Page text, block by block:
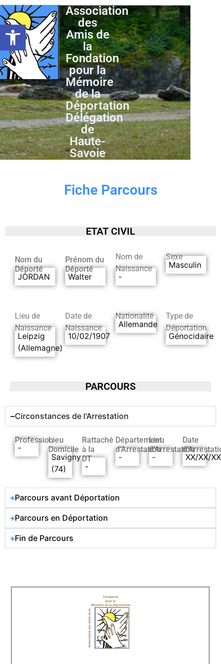
Ouvrir la barre d’outils
Association
des
Amis de
la
Fondation
pour la
Mémoire
de la
Déportation
Délégation
de
Haute-
Savoie
Fiche Parcours
ETAT CIVIL
Nom du
Déporté
JORDAN
Prénom du
Déporté
Walter
Nom de
Naissance
-
Sexe
Masculin
Lieu de
Naissance
Leipzig
(Allemagne)
Date de
Naissance
10/02/1907
Nationalité
Allemande
Type de
Déportation
Génocidaire
PARCOURS
Circonstances de l'Arrestation
Profession
-
Lieu
Domicile
Savigny
(74)
Rattaché
à la
DT
-
Département
d’Arrestation
-
Lieu
d’Arrestation
-
Date
XX/XX/
Parcours avant Déportation
Parcours en Déportation
Fin de Parcours